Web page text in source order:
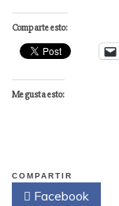
Comparte esto:
Me gusta esto:
COMPARTIR
Facebook